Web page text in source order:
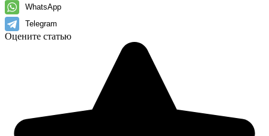
WhatsApp
Telegram
Оцените статью